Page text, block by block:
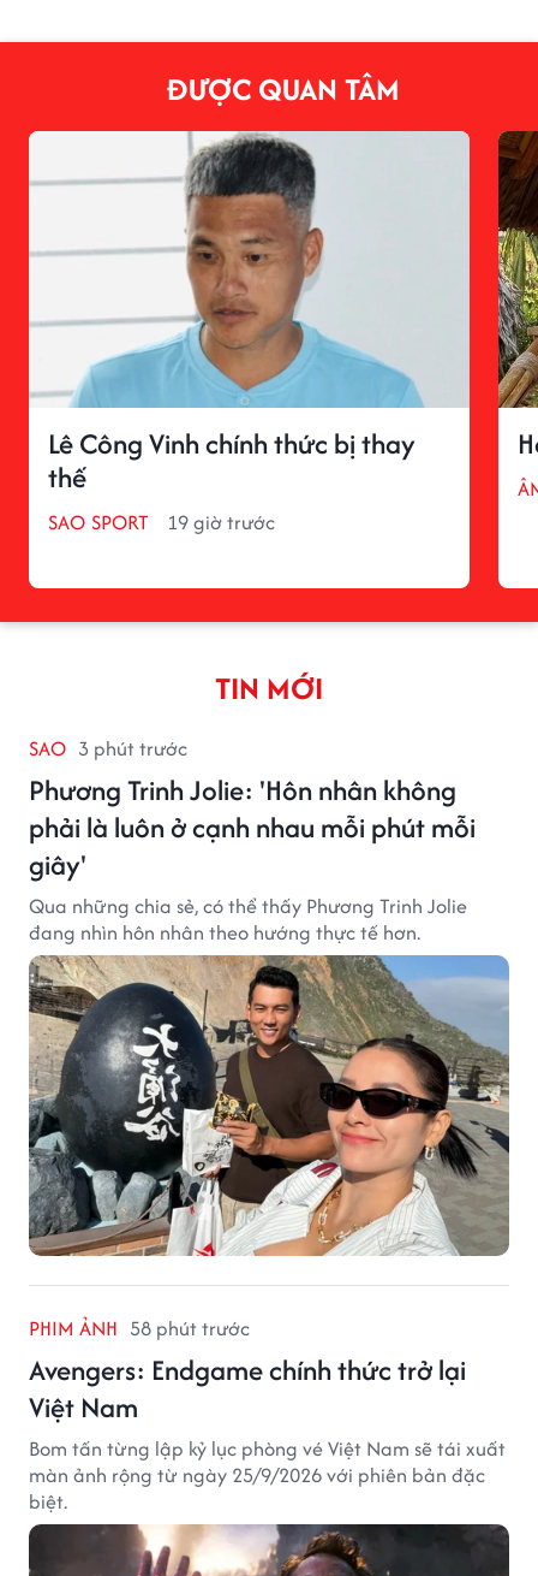
ĐƯỢC QUAN TÂM
Lê Công Vinh chính thức bị thay
thế
SAO SPORT 19 giờ trước
TIN MỚI
SAO 3 phút trước
Phương Trinh Jolie: 'Hôn nhân không
phải là luôn ở cạnh nhau mỗi phút mỗi
giây'
Qua những chia sẻ, có thể thấy Phương Trinh Jolie
đang nhìn hôn nhân theo hướng thực tế hơn.
PHIM ẢNH 58 phút trước
Avengers: Endgame chính thức trở lại
Việt Nam
Bom tấn từng lập kỷ lục phòng vé Việt Nam sẽ tái xuất
màn ảnh rộng từ ngày 25/9/2026 với phiên bản đặc
biệt.